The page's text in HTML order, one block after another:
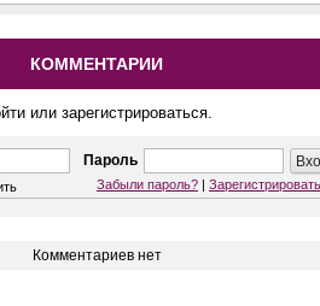
КОММЕНТАРИИ
или зарегистрироваться.
Пароль
Забыли пароль? |
Комментариев нет